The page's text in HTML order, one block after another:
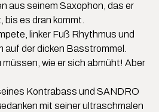
aus seinem Saxophon, das er
es dran kommt.
linker Fuß Rhythmus und
auf der dicken Basstrommel.
wie er sich abmüht! Aber
Kontrabass und SANDRO
mit seiner ultraschmalen